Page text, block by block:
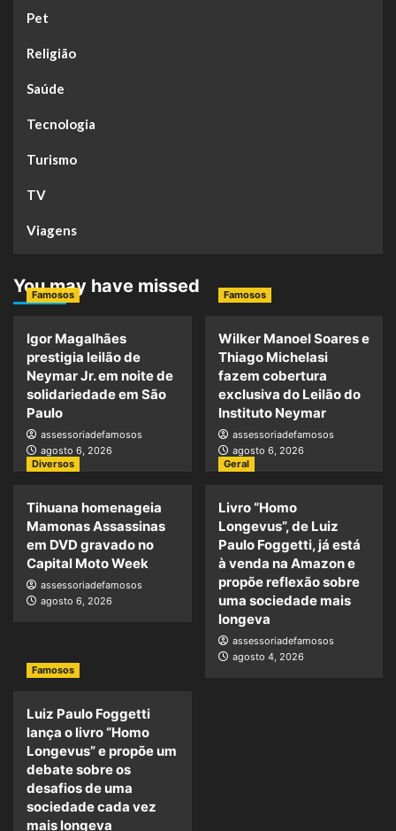
Pet
Religião
Saúde
Tecnologia
Turismo
TV
Viagens
You may have missed
Famosos
Igor Magalhães
prestigia leilão de
Neymar Jr. em noite de
solidariedade em São
Paulo
assessoriadefamosos
agosto 6, 2026
Famosos
Wilker Manoel Soares e
Thiago Michelasi
fazem cobertura
exclusiva do Leilão do
Instituto Neymar
assessoriadefamosos
agosto 6, 2026
Diversos
Tihuana homenageia
Mamonas Assassinas
em DVD gravado no
Capital Moto Week
assessoriadefamosos
agosto 6, 2026
Geral
Livro “Homo
Longevus”, de Luiz
Paulo Foggetti, já está
à venda na Amazon e
propõe reflexão sobre
uma sociedade mais
longeva
assessoriadefamosos
agosto 4, 2026
Famosos
Luiz Paulo Foggetti
lança o livro “Homo
Longevus” e propõe um
debate sobre os
desafios de uma
sociedade cada vez
mais longeva